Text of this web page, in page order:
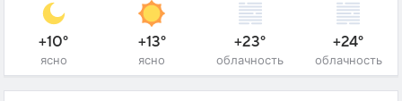
+10°
ясно
+13°
ясно
+23°
облачность
+24°
облачность